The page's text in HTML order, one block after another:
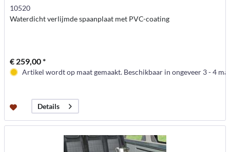
10520
Waterdicht verlijmde spaanplaat met PVC-coating
€ 259,00 *
Artikel wordt op maat gemaakt. Beschikbaar in ongeveer 3 - 4
Details